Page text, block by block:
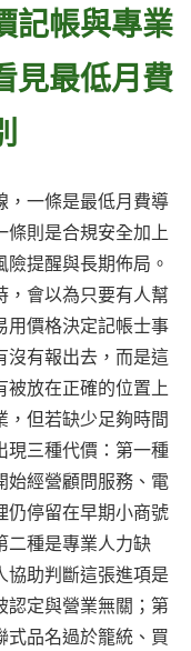
記帳與專業
見最低月費
，一條是最低月費導
條則是合規安全加上
提醒與長期佈局。
，會以為只要有人幫
用價格決定記帳士事
沒有報出去，而是這
被放在正確的位置上
，但若缺少足夠時間
現三種代價：第一種
始經營顧問服務、電
仍停留在早期小商號
二種是專業人力缺
協助判斷這張進項是
認定與營業無關；第
式品名過於籠統、買